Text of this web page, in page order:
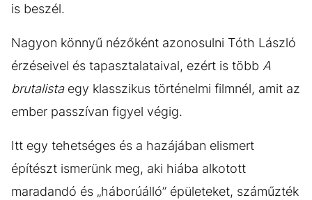
is beszél.
Nagyon könnyű nézőként azonosulni Tóth László
érzéseivel és tapasztalataival, ezért is több A
brutalistaegy klasszikus történelmi filmnél, amit az
ember passzívan figyel végig.
Itt egy tehetséges és a hazájában elismert
építészt ismerünk meg, aki hiába alkotott
maradandó és „háborúálló” épületeket, száműzték